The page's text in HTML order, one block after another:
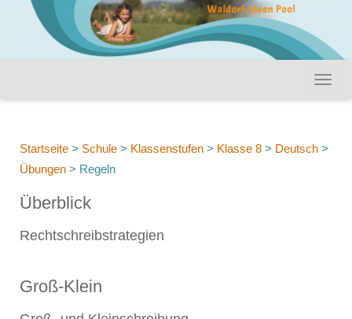
Startseite > Schule > Klassenstufen > Klasse 8 > Deutsch >
Übungen > Regeln
Überblick
Rechtschreibstrategien
Groß-Klein